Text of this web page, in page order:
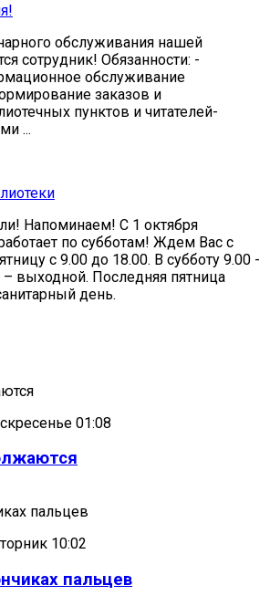
обслуживания нашей
сотрудник! Обязанности: -
обслуживание
заказов и
пунктов и читателей-
...
Напоминаем! С 1 октября
по субботам! Ждем Вас с
с 9.00 до 18.00. В субботу 9.00 -
– выходной. Последняя пятница
день.
01:08
пальцев
10:02
пальцев